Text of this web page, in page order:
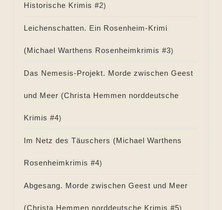
Historische Krimis #2)
Leichenschatten. Ein Rosenheim-Krimi
(Michael Warthens Rosenheimkrimis #3)
Das Nemesis-Projekt. Morde zwischen Geest
und Meer (Christa Hemmen norddeutsche
Krimis #4)
Im Netz des Täuschers (Michael Warthens
Rosenheimkrimis #4)
Abgesang. Morde zwischen Geest und Meer
(Christa Hemmen norddeutsche Krimis #5)